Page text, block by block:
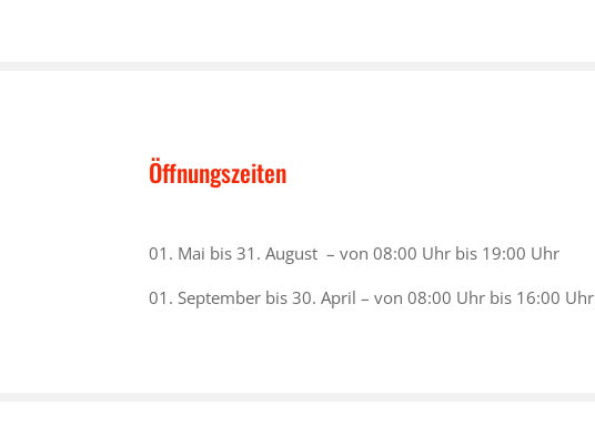
Öffnungszeiten
01. Mai bis 31. August – von 08:00 Uhr bis 19:00 Uhr
01. September bis 30. April – von 08:00 Uhr bis 16:00 Uhr